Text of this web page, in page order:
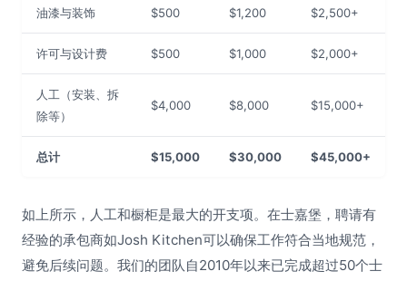
油漆与装饰 $500 $1,200 $2,500+
许可与设计费 $500 $1,000 $2,000+
人工（安装、拆
除等）
$4,000 $8,000 $15,000+
总计 $15,000 $30,000 $45,000+
如上所示，人工和橱柜是最大的开支项。在士嘉堡，聘请有
经验的承包商如Josh Kitchen可以确保工作符合当地规范，
避免后续问题。我们的团队自2010年以来已完成超过50个士